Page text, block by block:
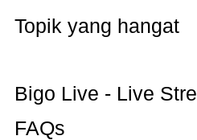
Topik yang hangat
Bigo Live - Live
FAQs